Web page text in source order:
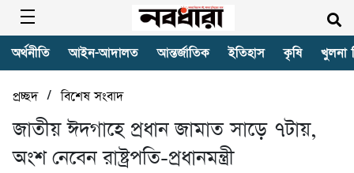
অর্থনীতি আইন-আদালত আন্তর্জাতিক ইতিহাস কৃষি খুলনা
প্রচ্ছদ/বিশেষ সংবাদ
জাতীয় ঈদগাহে প্রধান জামাত সাড়ে ৭টায়,
অংশ নেবেন রাষ্ট্রপতি-প্রধানমন্ত্রী